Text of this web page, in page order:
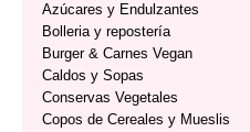
Azúcares y Endulzantes
Bolleria y repostería
Burger & Carnes Vegan
Caldos y Sopas
Conservas Vegetales
Copos de Cereales y Mueslis